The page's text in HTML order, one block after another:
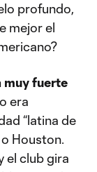
profundo,
mejor el
muy fuerte
era
“latina de
Houston.
el club gira